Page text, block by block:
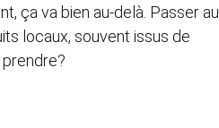
ça va bien au-delà. Passer au
locaux, souvent issus de
prendre?